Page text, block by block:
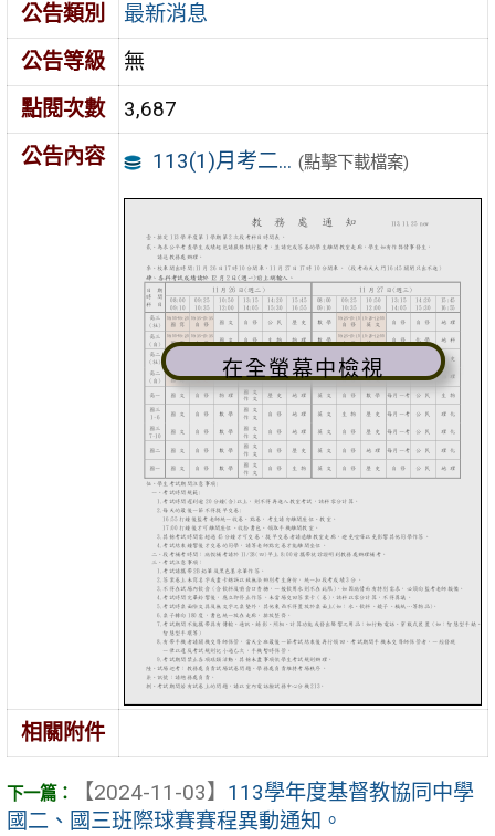
公告類別
最新消息
公告等級
無
點閱次數
3,687
公告內容
113(1)月考二... (點擊下載檔案)
在全螢幕中檢視
相關附件
【2024-11-03】 113學年度基督教協同中學
國二、國三班際球賽賽程異動通知。